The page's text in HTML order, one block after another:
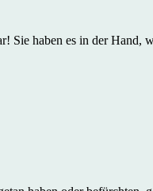
haben es in der Hand,